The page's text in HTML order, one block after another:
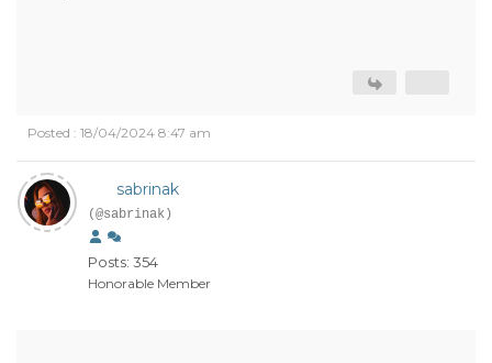
Posted : 18/04/2024 8:47 am
sabrinak
(@sabrinak)
Posts: 354
Honorable Member